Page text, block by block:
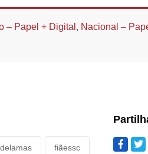
– Papel + Digital , Nacional –
fiãessc